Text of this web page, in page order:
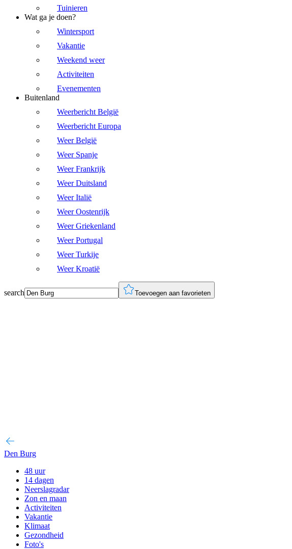
Tuinieren
Wat ga je doen?
Wintersport
Vakantie
Weekend weer
Activiteiten
Evenementen
Buitenland
Weerbericht België
Weerbericht Europa
Weer België
Weer Spanje
Weer Frankrijk
Weer Duitsland
Weer Italië
Weer Oostenrijk
Weer Griekenland
Weer Portugal
Weer Turkije
Weer Kroatië
search Toevoegen aan favorieten
Den Burg
48 uur
14 dagen
Neerslagradar
Zon en maan
Activiteiten
Vakantie
Klimaat
Gezondheid
Foto's